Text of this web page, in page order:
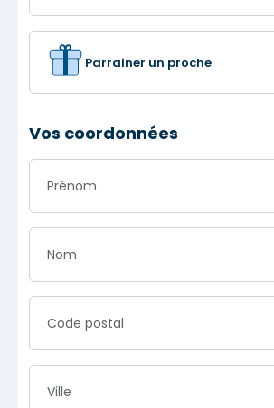
Parrainer un proche
Vos coordonnées
Prénom
Nom
Code postal
Ville